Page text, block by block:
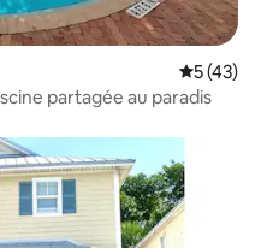
Note
5 (43)
partagée au paradis